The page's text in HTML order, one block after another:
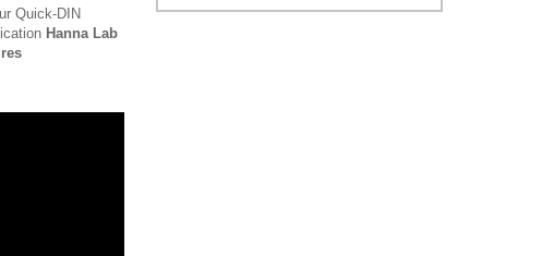
Quick‑DIN
Hanna Lab